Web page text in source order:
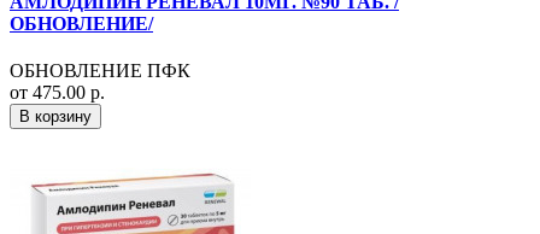
ОБНОВЛЕНИЕ/
ОБНОВЛЕНИЕ ПФК
от 475.00 р.
В корзину